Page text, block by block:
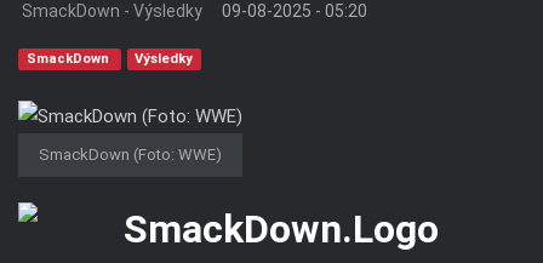
SmackDown - Výsledky 09-08-2025 - 05:20
SmackDown Výsledky
SmackDown (Foto: WWE)